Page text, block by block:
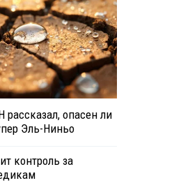
опасен ли
Эль-Ниньо
контроль за